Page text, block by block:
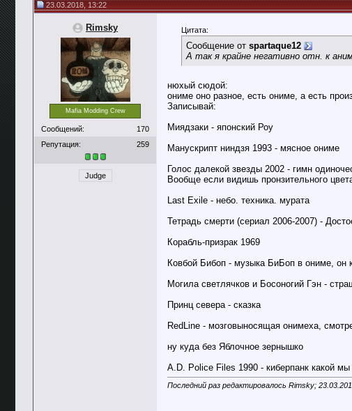
23.03.2018, 13:22
Rimsky
Mafia Modding Crew
Сообщений:
170
Репутация:
259
Judge
Цитата:
Сообщение от spartaque12
А так я крайне негативно отн. к
нюхый сюдой:
ониме оно разное, есть ониме, а есть
Записывай:
Миядзаки - японский Роу
Манускрипт ниндзя 1993 - мясное ониме
Голос далекой звезды 2002 - гимн
Вообще если видишь пронзительного
Last Exile - небо. техника. мурата
Тетрадь смерти (сериал 2006-2007) -
Корабль-призрак 1969
Ковбой Бибоп - музыка БиБоп в ониме, он
Могила светлячков и Босоногий Гэн -
Принц севера - сказка
RedLine - мозговыносящая онимеха,
ну куда без Яблочное зернышко
A.D. Police Files 1990 - киберпанк какой мы
Последний раз редактировалось Rimsky;